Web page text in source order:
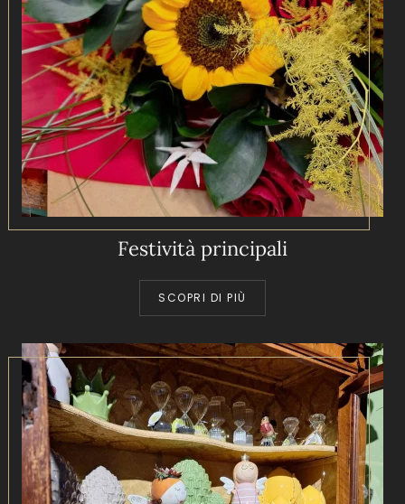
Festività principali
SCOPRI DI PIÙ